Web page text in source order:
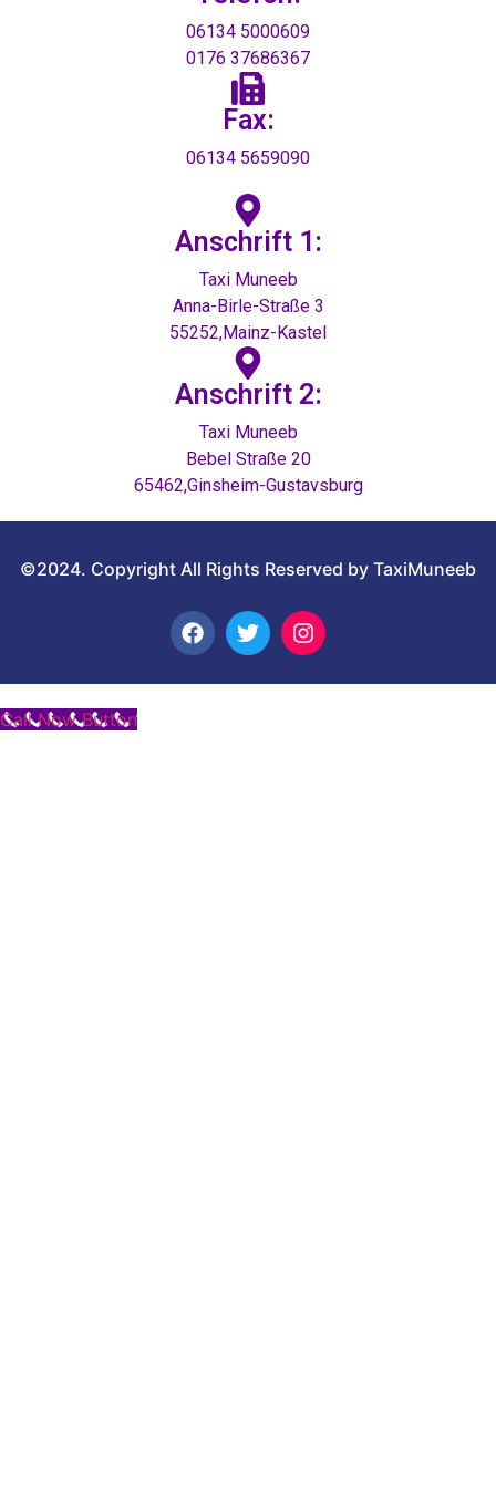
06134 5000609
0176 37686367
Fax:
06134 5659090
Anschrift 1:
Taxi Muneeb
Anna-Birle-Straße 3
55252,Mainz-Kastel
Anschrift 2:
Taxi Muneeb
Bebel Straße 20
65462,Ginsheim-Gustavsburg
©2024. Copyright All Rights Reserved by TaxiMuneeb
Call Now Button